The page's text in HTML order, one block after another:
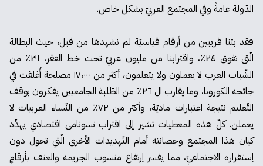
الدّولة عامةً وفي المجتمع العربيّ بشكل خاص.
فقد بتنا قريبين من أرقام قياسيّة لم نشهدها من قبل، حيث البطالة
الّتي تفوق ٢٤٪، واقترابنا من مليون عربيّ تحت خط الفقر، ٣١٪؜ من
الشّباب العرب لا يعملون ولا يتعلمون، أكثر من ١٧،٠٠٠ مصلحة أُغلقت في
جائحة الكورونا، وما يقارب ال ٢٦٪؜ من الطّلبة الجامعيين يفكرون بوقف
التّعليم نتيجة اعتبارات ماديّة، وأكثر من ٧٢٪؜ من النّساء العربيات لا
يعملن. كلّ هذه المعطيات تشير إلى اقتراب تسونامي اقتصادي يهدِّد
كيان هذا المجتمع وحصانته أمام التّهديدات الأخرى الّتي تحول دون
اِستقراره الاجتماعيّ، مما يفسر اِرتفاع منسوب الجريمة والعنف بأرقامٍ